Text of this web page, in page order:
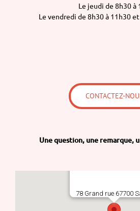
Le jeudi de 8h30 à
Le vendredi de 8h30 à 11h30
CONTACTEZ-
Une question, une remarque,
78 Grand rue 67700